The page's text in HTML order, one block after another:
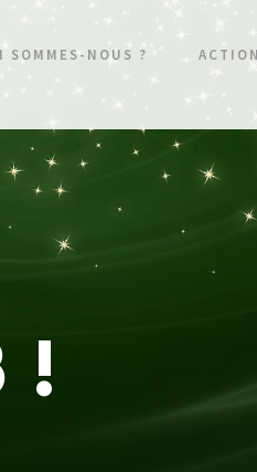
SOMMES-NOUS ?
!